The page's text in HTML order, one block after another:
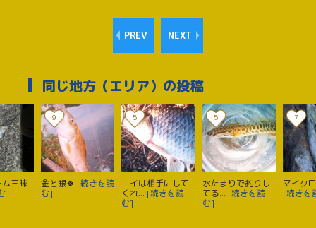
PREV NEXT
同じ地方（エリア）の投稿
三昧
]
9
金と銀🍀 [続きを読
む]
5
コイは相手にして
くれ... [続きを読
む]
5
水たまりで釣りし
てる... [続きを読
む]
7
マイク
[続きを